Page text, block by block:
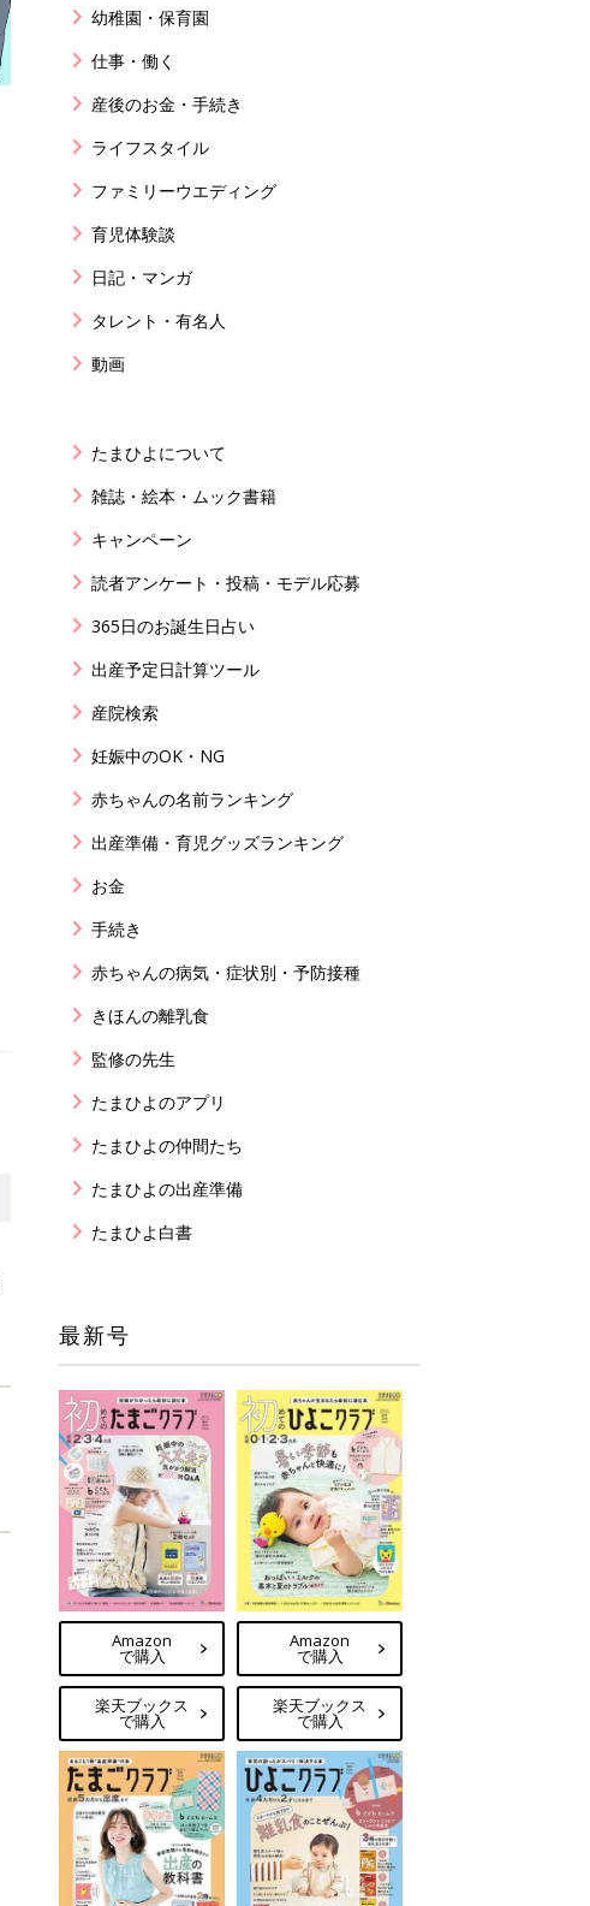
幼稚園・保育園
仕事・働く
産後のお金・手続き
ライフスタイル
ファミリーウエディング
育児体験談
日記・マンガ
タレント・有名人
動画
たまひよについて
雑誌・絵本・ムック書籍
キャンペーン
読者アンケート・投稿・モデル応募
365日のお誕生日占い
出産予定日計算ツール
産院検索
妊娠中のOK・NG
赤ちゃんの名前ランキング
出産準備・育児グッズランキング
お金
手続き
赤ちゃんの病気・症状別・予防接種
きほんの離乳食
監修の先生
たまひよのアプリ
たまひよの仲間たち
たまひよの出産準備
たまひよ白書
最新号
Amazon
で購入
楽天ブックス
で購入
Amazon
で購入
楽天ブックス
で購入